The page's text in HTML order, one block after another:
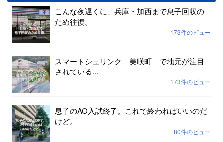
こんな夜遅くに、兵庫・加西まで息子回収の
ため往復。
173件のビュー
スマートシュリンク 美咲町 で地元が注目
されている...
173件のビュー
息子のAO入試終了。これで終わればいいのだ
けど。
80件のビュー